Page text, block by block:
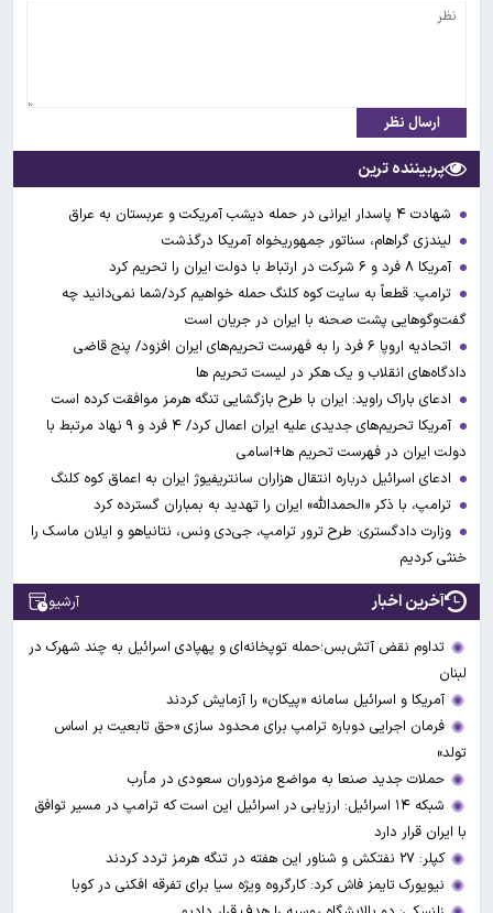
ارسال نظر
پربیننده ترین
شهادت ۴ پاسدار ایرانی در حمله دیشب آمریکت و عربستان به عراق
لیندزی گراهام، سناتور جمهوریخواه آمریکا درگذشت
آمریکا ۸ فرد و ۶ شرکت در ارتباط با دولت ایران را تحریم کرد
ترامپ: قطعاً به سایت کوه کلنگ حمله خواهیم کرد/شما نمی‌دانید چه
گفت‌وگوهایی پشت صحنه با ایران در جریان است
اتحادیه اروپا ۶ فرد را به فهرست تحریم‌های ایران افزود/ پنج قاضی
دادگاه‌های انقلاب و یک هکر در لیست تحریم ها
ادعای باراک راوید: ایران با طرح بازگشایی تنگه هرمز موافقت کرده است
آمریکا تحریم‌های جدیدی علیه ایران اعمال کرد/ ۴ فرد و ۹ نهاد مرتبط با
دولت ایران در فهرست تحریم ها+اسامی
ادعای اسرائیل درباره انتقال هزاران سانتریفیوژ ایران به اعماق کوه کلنگ
ترامپ، با ذکر «الحمدالله» ایران را تهدید به بمباران گسترده کرد
وزارت دادگستری: طرح ترور ترامپ، جی‌دی ونس، نتانیاهو و ایلان ماسک را
خنثی کردیم
آخرین اخبار آرشیو
تداوم نقض آتش‌بس؛حمله توپخانه‌ای و پهپادی اسرائیل به چند شهرک در
لبنان
آمریکا و اسرائیل سامانه «پیکان» را آزمایش کردند
فرمان اجرایی دوباره ترامپ برای محدود سازی «حق تابعیت بر اساس
تولد»
حملات جدید صنعا به مواضع مزدوران سعودی در مأرب
شبکه ۱۴ اسرائیل: ارزیابی در اسرائیل این است که ترامپ در مسیر توافق
با ایران قرار دارد
کپلر: ۲۷ نفتکش و شناور این هفته در تنگه هرمز تردد کردند
نیویورک تایمز فاش کرد: کارگروه ویژه سیا برای تفرقه افکنی در کوبا